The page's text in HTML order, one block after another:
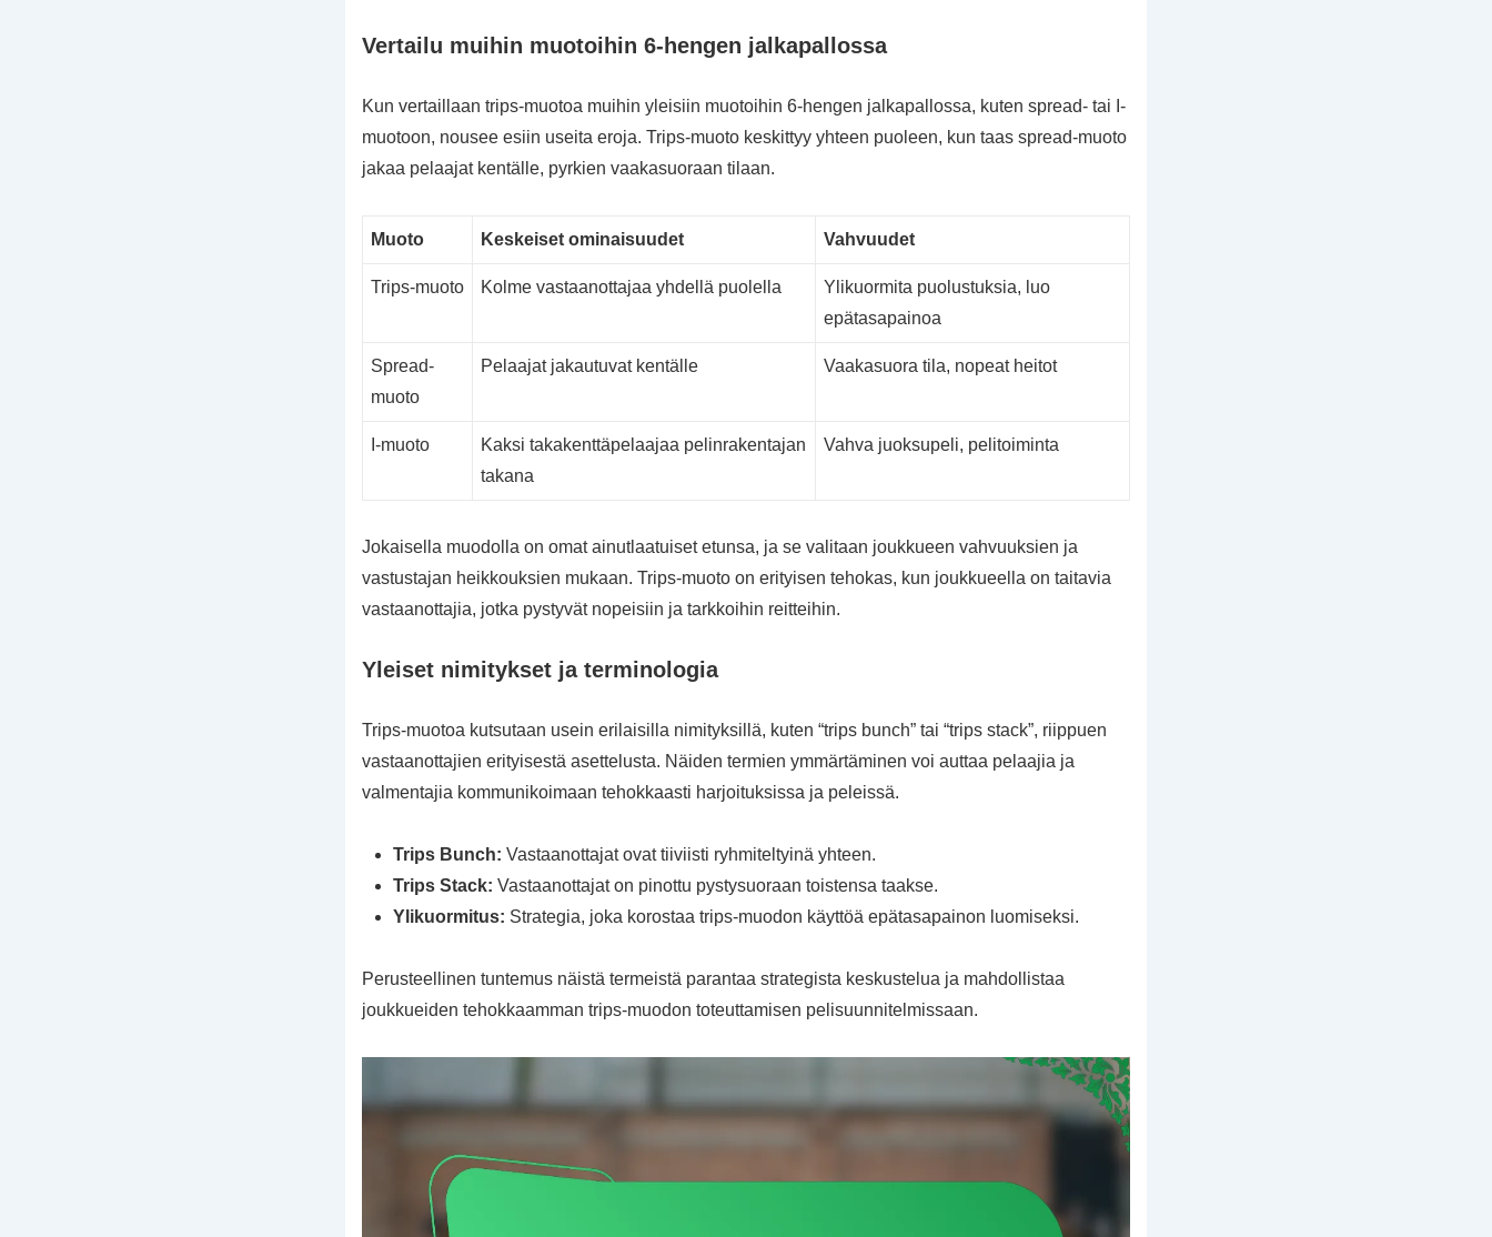
Vertailu muihin muotoihin 6-hengen jalkapallossa
Kun vertaillaan trips-muotoa muihin yleisiin muotoihin 6-hengen jalkapallossa, kuten spread- tai I-
muotoon, nousee esiin useita eroja. Trips-muoto keskittyy yhteen puoleen, kun taas spread-muoto
jakaa pelaajat kentälle, pyrkien vaakasuoraan tilaan.
Muoto Keskeiset ominaisuudet Vahvuudet
Trips-muoto Kolme vastaanottajaa yhdellä puolella
Ylikuormita puolustuksia, luo
epätasapainoa
Spread-
muoto
Pelaajat jakautuvat kentälle Vaakasuora tila, nopeat heitot
I-muoto
Kaksi takakenttäpelaajaa pelinrakentajan
takana
Vahva juoksupeli, pelitoiminta
Jokaisella muodolla on omat ainutlaatuiset etunsa, ja se valitaan joukkueen vahvuuksien ja
vastustajan heikkouksien mukaan. Trips-muoto on erityisen tehokas, kun joukkueella on taitavia
vastaanottajia, jotka pystyvät nopeisiin ja tarkkoihin reitteihin.
Yleiset nimitykset ja terminologia
Trips-muotoa kutsutaan usein erilaisilla nimityksillä, kuten “trips bunch” tai “trips stack”, riippuen
vastaanottajien erityisestä asettelusta. Näiden termien ymmärtäminen voi auttaa pelaajia ja
valmentajia kommunikoimaan tehokkaasti harjoituksissa ja peleissä.
Trips Bunch: Vastaanottajat ovat tiiviisti ryhmiteltyinä yhteen.
Trips Stack: Vastaanottajat on pinottu pystysuoraan toistensa taakse.
Ylikuormitus: Strategia, joka korostaa trips-muodon käyttöä epätasapainon luomiseksi.
Perusteellinen tuntemus näistä termeistä parantaa strategista keskustelua ja mahdollistaa
joukkueiden tehokkaamman trips-muodon toteuttamisen pelisuunnitelmissaan.